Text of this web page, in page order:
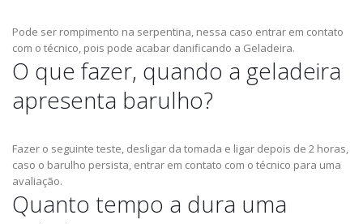
Pode ser rompimento na serpentina, nessa caso entrar em contato
com o técnico, pois pode acabar danificando a Geladeira.
O que fazer, quando a geladeira
apresenta barulho?
Fazer o seguinte teste, desligar da tomada e ligar depois de 2 horas,
caso o barulho persista, entrar em contato com o técnico para uma
avaliação.
Quanto tempo a dura uma